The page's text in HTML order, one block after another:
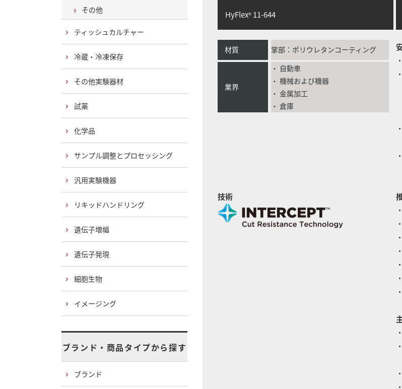
HyFlex® 11-644
材質 掌部：ポリウレタンコーティング
業界
・ 自動車
・ 機械および機器
・ 金属加工
・ 倉庫
技術
その他
ティッシュカルチャー
冷蔵・冷凍保存
その他実験器材
試薬
化学品
サンプル調整とプロセッシング
汎用実験機器
リキッドハンドリング
遺伝子増幅
遺伝子発現
細胞生物
イメージング
ブランド・商品タイプから探す
ブランド